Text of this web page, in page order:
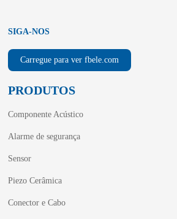
SIGA-NOS
Carregue para ver fbele.com
PRODUTOS
Componente Acústico
Alarme de segurança
Sensor
Piezo Cerâmica
Conector e Cabo